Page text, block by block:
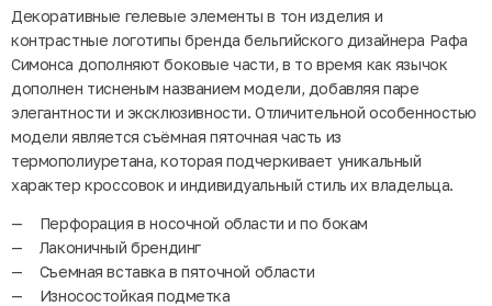
Декоративные гелевые элементы в тон изделия и
контрастные логотипы бренда бельгийского дизайнера Рафа
Симонса дополняют боковые части, в то время как язычок
дополнен тисненым названием модели, добавляя паре
элегантности и эксклюзивности. Отличительной особенностью
модели является съёмная пяточная часть из
термополиуретана, которая подчеркивает уникальный
характер кроссовок и индивидуальный стиль их владельца.
Перфорация в носочной области и по бокам
Лаконичный брендинг
Съемная вставка в пяточной области
Износостойкая подметка